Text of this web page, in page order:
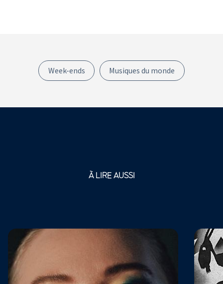
Week-ends Musiques du monde
À LIRE AUSSI